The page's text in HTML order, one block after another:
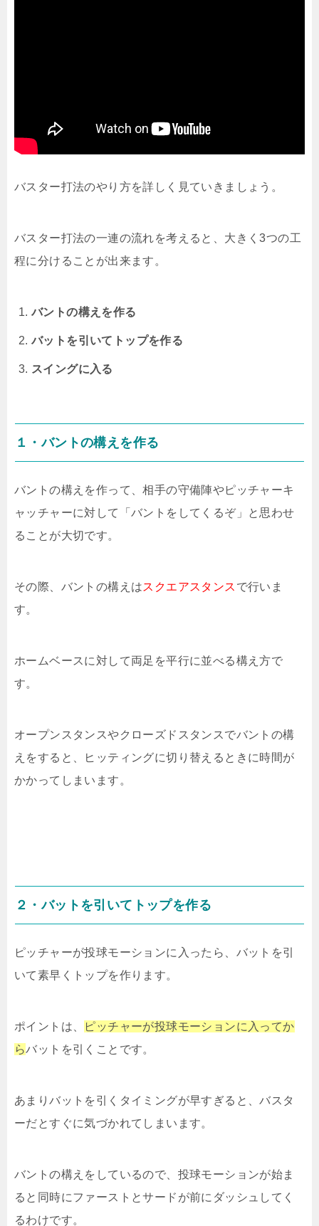
バスター打法のやり方を詳しく見ていきましょう。
バスター打法の一連の流れを考えると、大きく3つの工
程に分けることが出来ます。
バントの構えを作る
バットを引いてトップを作る
スイングに入る
１・バントの構えを作る
バントの構えを作って、相手の守備陣やピッチャーキ
ャッチャーに対して「バントをしてくるぞ」と思わせ
ることが大切です。
その際、バントの構えはスクエアスタンス で行いま
す。
ホームベースに対して両足を平行に並べる構え方で
す。
オープンスタンスやクローズドスタンスでバントの構
えをすると、ヒッティングに切り替えるときに時間が
かかってしまいます。
２・バットを引いてトップを作る
ピッチャーが投球モーションに入ったら、バットを引
いて素早くトップを作ります。
ポイントは、
ピッチャーが投球モーションに入ってか
らバットを引くことです。
あまりバットを引くタイミングが早すぎると、バスタ
ーだとすぐに気づかれてしまいます。
バントの構えをしているので、投球モーションが始ま
ると同時にファーストとサードが前にダッシュしてく
るわけです。